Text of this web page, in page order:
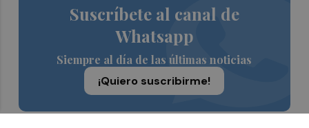
Suscríbete al canal de
Whatsapp
Siempre al día de las últimas noticias
¡Quiero suscribirme!